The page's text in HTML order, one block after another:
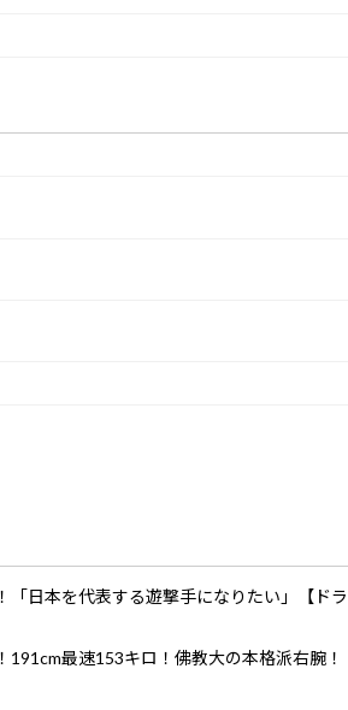
「日本を代表する遊撃手になりたい」【ドラ
191cm最速153キロ！佛教大の本格派右腕！